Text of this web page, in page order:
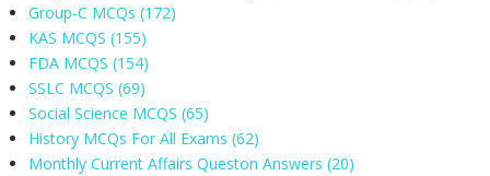
Group-C MCQs(172)
KAS MCQS(155)
FDA MCQS(154)
SSLC MCQS(69)
Social Science MCQS(65)
History MCQs For All Exams(62)
Monthly Current Affairs Queston Answers(20)